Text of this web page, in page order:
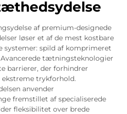
af premium-designede
løser et af de mest kostbare
systemer: spild af komprimeret
tætningsteknologier
barrierer, der forhindrer
trykforhold.
anvender
fremstillet af specialiserede
fleksibilitet over brede